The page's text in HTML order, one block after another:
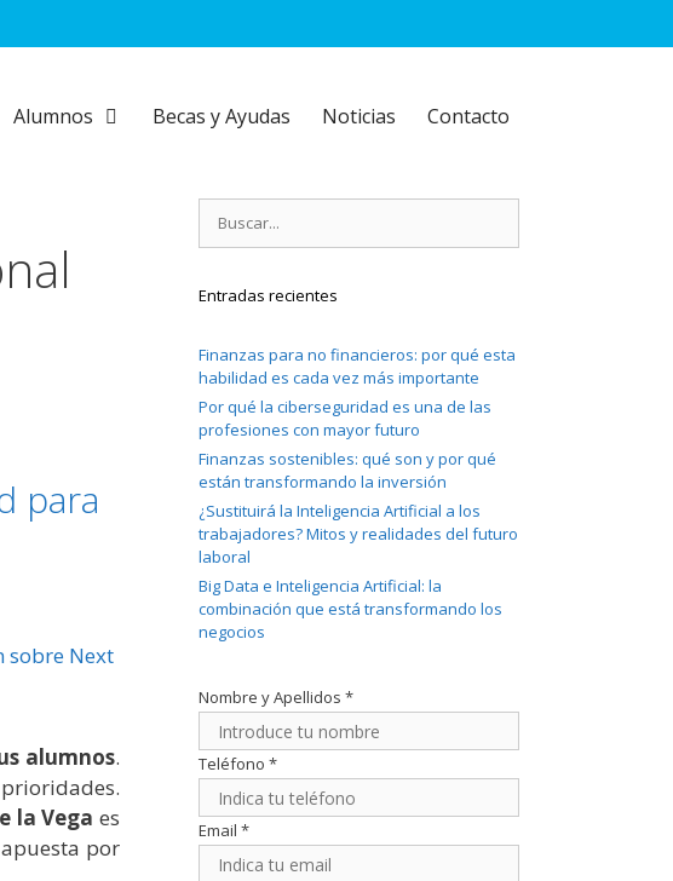
Alumnos Becas y Ayudas Noticias Contacto
para
alumnos.
la Vegaes
por
Entradas recientes
Finanzas para no financieros: por qué esta
habilidad es cada vez más importante
Por qué la ciberseguridad es una de las
profesiones con mayor futuro
Finanzas sostenibles: qué son y por qué
están transformando la inversión
¿Sustituirá la Inteligencia Artificial a los
trabajadores? Mitos y realidades del futuro
laboral
Big Data e Inteligencia Artificial: la
combinación que está transformando los
negocios
Nombre y Apellidos *
Teléfono *
Email *